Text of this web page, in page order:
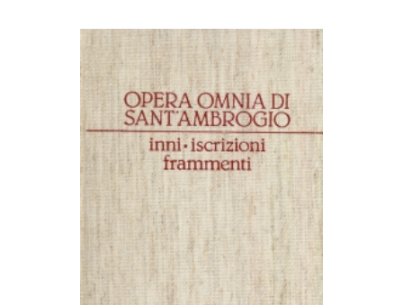
AGGIUNGI AL CARRELLO